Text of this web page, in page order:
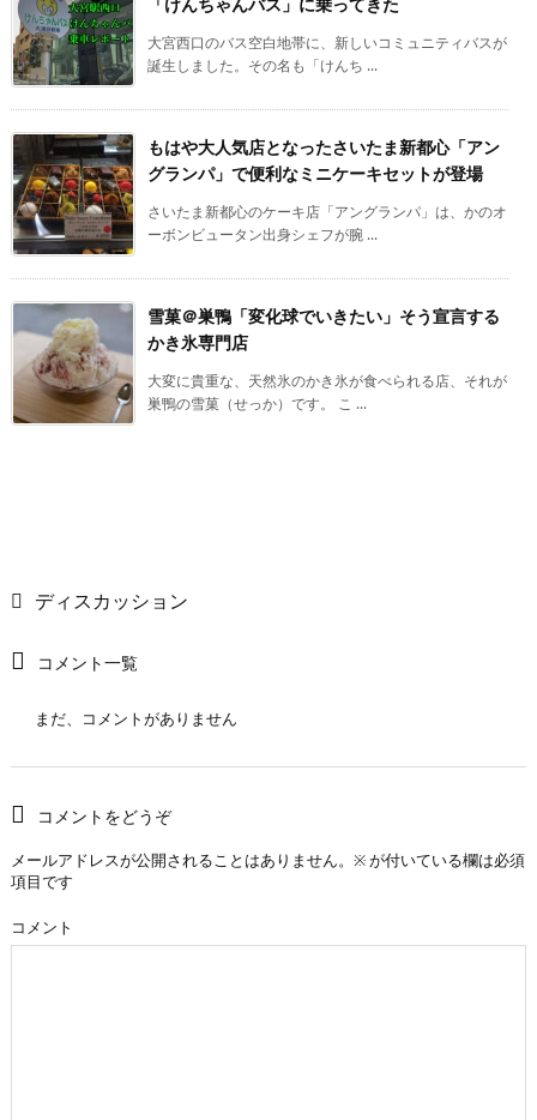
大宮西口のバス空白地帯に、新しいコミュニティバスが
誕生しました。その名も「けんち ...
もはや大人気店となったさいたま新都心「アン
グランパ」で便利なミニケーキセットが登場
さいたま新都心のケーキ店「アングランパ」は、かのオ
ーボンビュータン出身シェフが腕 ...
雪菓＠巣鴨「変化球でいきたい」そう宣言する
かき氷専門店
大変に貴重な、天然氷のかき氷が食べられる店、それが
巣鴨の雪菓（せっか）です。 こ ...
ディスカッション
コメント一覧
まだ、コメントがありません
コメントをどうぞ
メールアドレスが公開されることはありません。 ※が付いている欄は必須
項目です
コメント